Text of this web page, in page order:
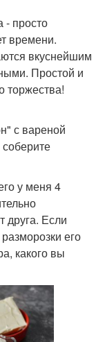
- просто
времени.
вкуснейшим
Простой и
торжества!
с вареной
соберите
у меня 4
друга. Если
его
какого вы